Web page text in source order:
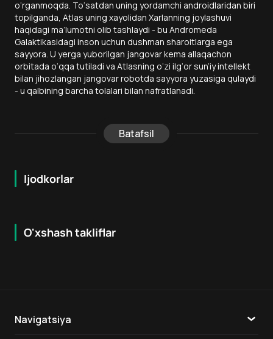
o‘rganmoqda. To‘satdan uning yordamchi androidlaridan biri
topilganda, Atlas uning xayolidan Xarlanning joylashuvi
haqidagi ma’lumotni olib tashlaydi - bu Andromeda
Galaktikasidagi inson uchun dushman sharoitlarga ega
sayyora. U yerga yuborilgan jangovar kema allaqachon
orbitada o‘qqa tutiladi va Atlasning o‘zi ilg‘or sun’iy intellekt
bilan jihozlangan jangovar robotda sayyora yuzasiga qulaydi
- u qalbining barcha tolalari bilan nafratlanadi.
Batafsil
Ijodkorlar
O'xshash takliflar
18 + 6.1
Navigatsiya